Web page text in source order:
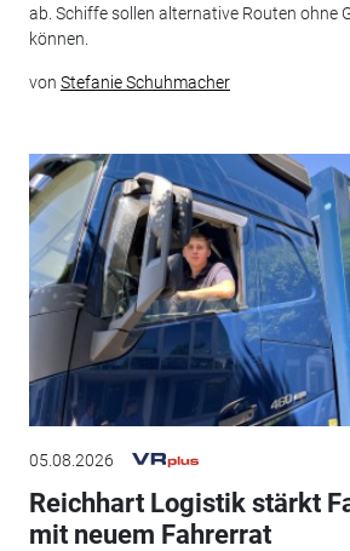
ab. Schiffe sollen alternative Routen ohne
können.
von Stefanie Schuhmacher
05.08.2026
Reichhart Logistik stärkt
mit neuem Fahrerrat